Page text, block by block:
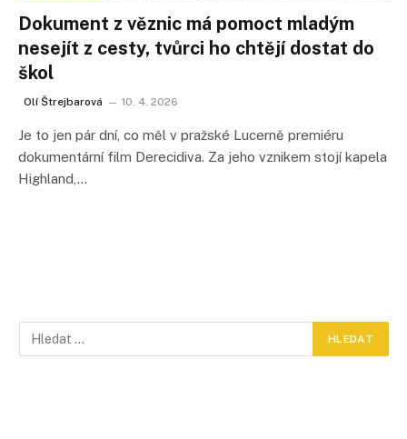
Dokument z věznic má pomoct mladým
nesejít z cesty, tvůrci ho chtějí dostat do
škol
Olí Štrejbarová 10. 4. 2026
Je to jen pár dní, co měl v pražské Lucerně premiéru
dokumentární film Derecidiva. Za jeho vznikem stojí kapela
Highland,…